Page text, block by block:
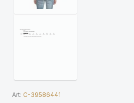
Art: C-39586441